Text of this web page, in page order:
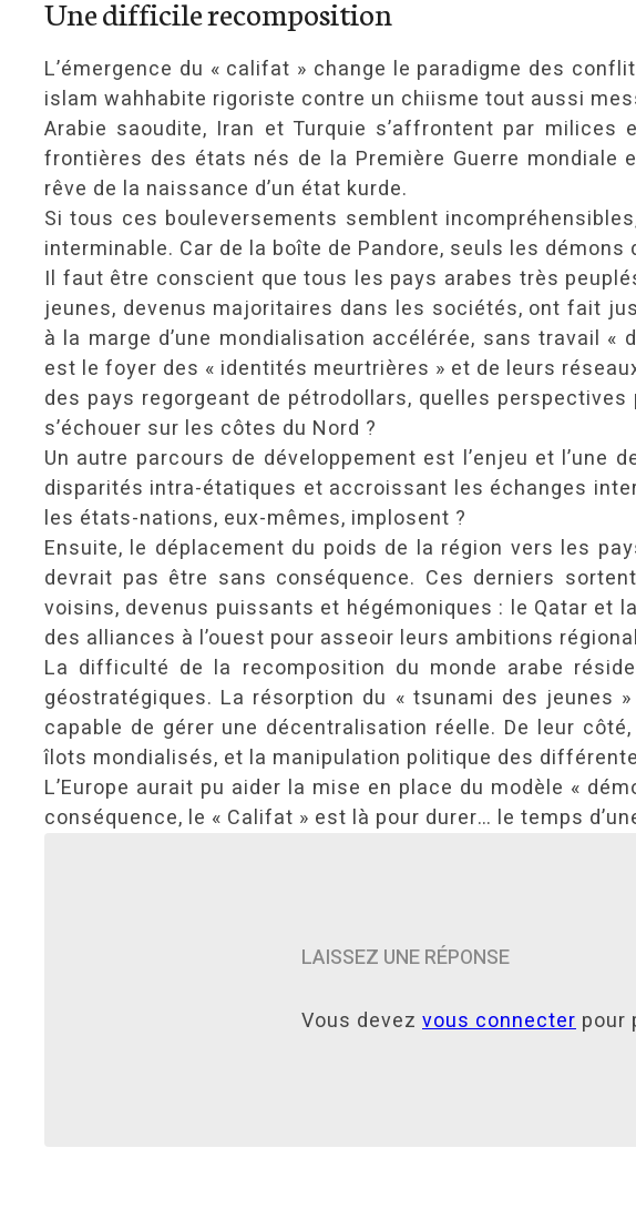
Une difficile recomposition
L’émergence du « califat » change le paradigme des
islam wahhabite rigoriste contre un chiisme tout aussi
Arabie saoudite, Iran et Turquie s’affrontent par milices
frontières des états nés de la Première Guerre
rêve de la naissance d’un état kurde.
Si tous ces bouleversements semblent
interminable. Car de la boîte de Pandore, seuls les démons
Il faut être conscient que tous les pays arabes très
jeunes, devenus majoritaires dans les sociétés, ont fait
à la marge d’une mondialisation accélérée, sans travail
est le foyer des « identités meurtrières » et de leurs
des pays regorgeant de pétrodollars, quelles
s’échouer sur les côtes du Nord ?
Un autre parcours de développement est l’enjeu et
disparités intra-étatiques et accroissant les échanges
les états-nations, eux-mêmes, implosent ?
Ensuite, le déplacement du poids de la région vers les
devrait pas être sans conséquence. Ces derniers
voisins, devenus puissants et hégémoniques : le Qatar et
des alliances à l’ouest pour asseoir leurs ambitions
La difficulté de la recomposition du monde arabe
géostratégiques. La résorption du « tsunami des
capable de gérer une décentralisation réelle. De leur
îlots mondialisés, et la manipulation politique des
L’Europe aurait pu aider la mise en place du modèle «
conséquence, le « Califat » est là pour durer… le temps
LAISSEZ UNE RÉPONSE
Vous devez vous connecter pour